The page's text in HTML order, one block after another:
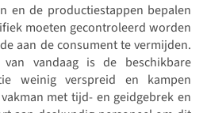
en de productiestappen bepalen
moeten gecontroleerd worden
aan de consument te vermijden.
vandaag is de beschikbare
weinig verspreid en kampen
met tijd- en geidgebrek en